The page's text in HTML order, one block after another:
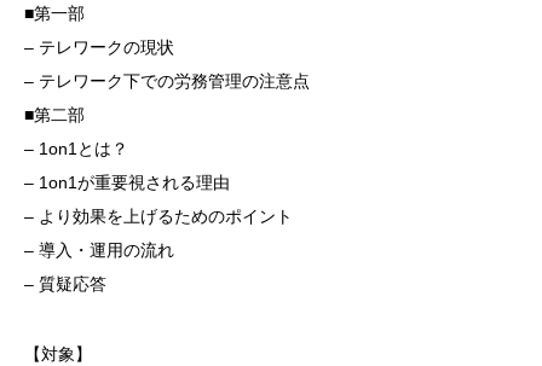
■第一部
– テレワークの現状
– テレワーク下での労務管理の注意点
■第二部
– 1on1とは？
– 1on1が重要視される理由
– より効果を上げるためのポイント
– 導入・運用の流れ
– 質疑応答
【対象】